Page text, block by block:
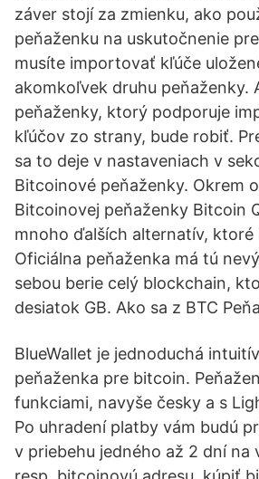
záver stojí za zmienku, ako
peňaženku na uskutočnenie
musíte importovať kľúče
akomkoľvek druhu peňaženky.
peňaženky, ktorý podporuje
kľúčov zo strany, bude robiť.
sa to deje v nastaveniach v
Bitcoinové peňaženky. Okrem
Bitcoinovej peňaženky Bitcoin
mnoho ďalších alternatív,
Oficiálna peňaženka má tú
sebou berie celý blockchain,
desiatok GB. Ako sa z BTC
BlueWallet je jednoduchá
peňaženka pre bitcoin.
funkciami, navyše česky a s
Po uhradení platby vám budú
v priebehu jedného až 2 dní na